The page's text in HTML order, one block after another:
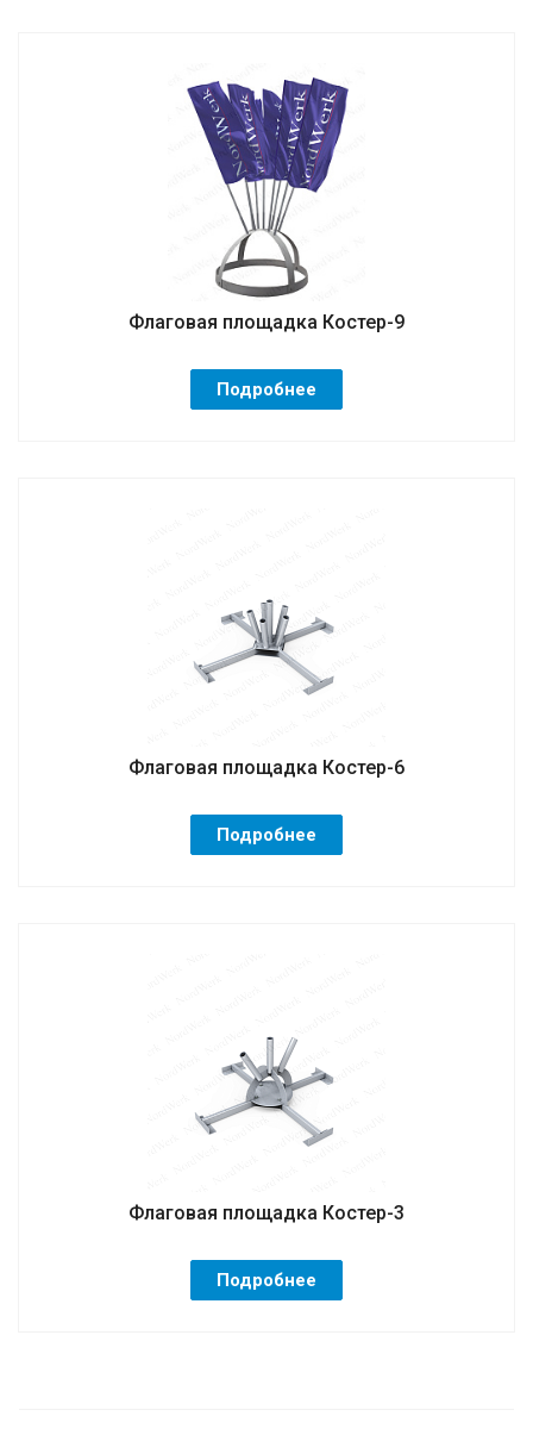
Флаговая площадка Костер-9
Подробнее
Флаговая площадка Костер-6
Подробнее
Флаговая площадка Костер-3
Подробнее